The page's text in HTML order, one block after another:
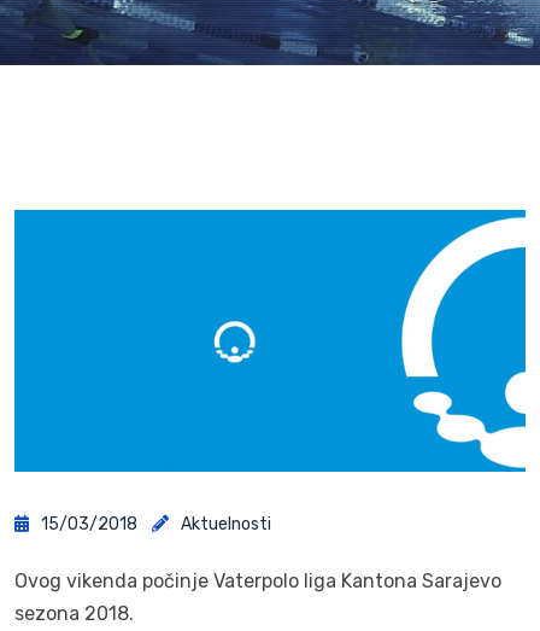
15/03/2018 Aktuelnosti
Ovog vikenda počinje Vaterpolo liga Kantona Sarajevo
sezona 2018.